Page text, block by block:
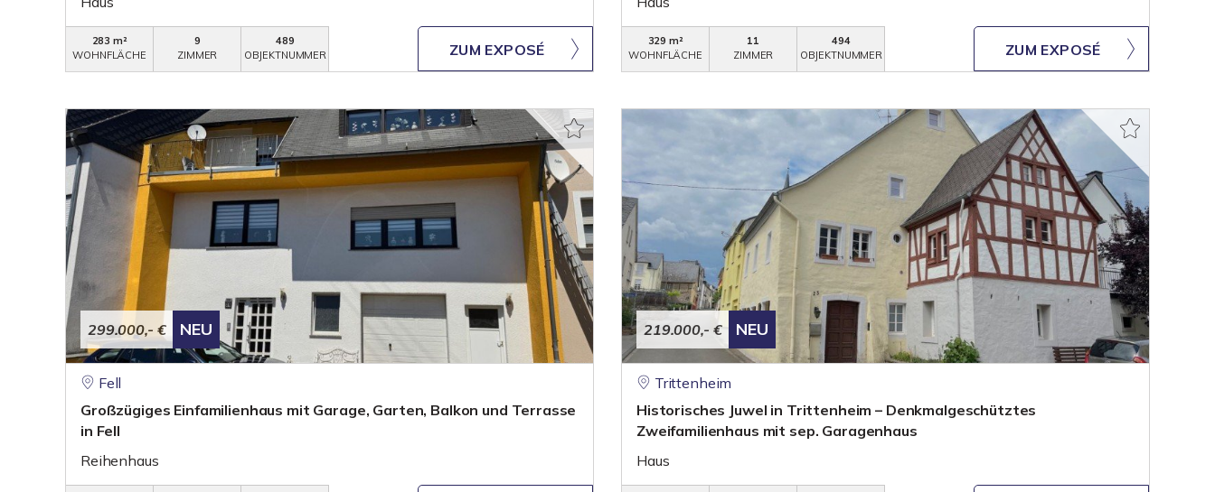
283 m²
WOHNFLÄCHE
9
ZIMMER
489
OBJEKTNUMMER
ZUM EXPOSÉ
329 m²
WOHNFLÄCHE
11
ZIMMER
494
OBJEKTNUMMER
ZUM EXPOSÉ
299.000,- € NEU
Fell
Großzügiges Einfamilienhaus mit Garage, Garten, Balkon und Terrasse
in Fell
Reihenhaus
219.000,- € NEU
Trittenheim
Historisches Juwel in Trittenheim – Denkmalgeschütztes
Zweifamilienhaus mit sep. Garagenhaus
Haus